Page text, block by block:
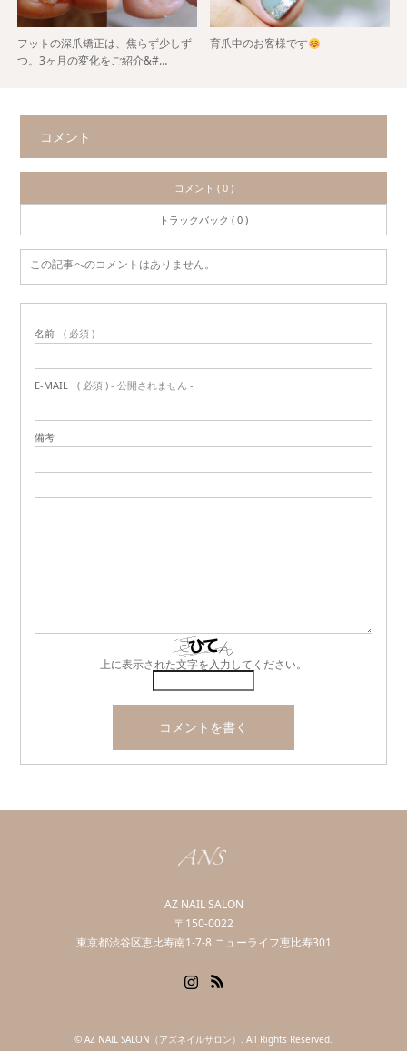
フットの深爪矯正は、焦らず少しず
つ。3ヶ月の変化をご紹介&#…
育爪中のお客様です
コメント
コメント ( 0 )
トラックバック ( 0 )
この記事へのコメントはありません。
名前 ( 必須 )
E-MAIL ( 必須 ) - 公開されません -
備考
上に表示された文字を入力してください。
AZ NAIL SALON
〒150-0022
東京都渋谷区恵比寿南1-7-8 ニューライフ恵比寿301
© AZ NAIL SALON（アズネイルサロン） . All Rights Reserved.